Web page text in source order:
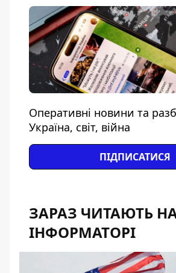
Оперативні новини та
Україна, світ, війна
ПІДПИСАТИСЯ
ЗАРАЗ ЧИТАЮТЬ
ІНФОРМАТОРІ